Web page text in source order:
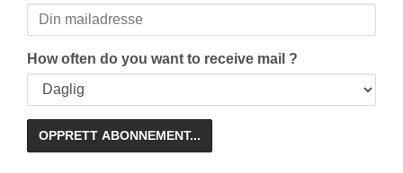
How often do you want to receive mail ?